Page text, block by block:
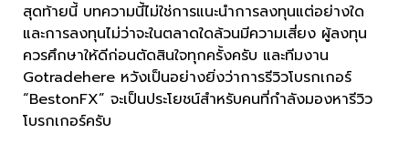
สุดท้ายนี้ บทความนี้ไม่ใช่การแนะนำการลงทุนแต่อย่างใด
และการลงทุนไม่ว่าจะในตลาดใดล้วนมีความเสี่ยง ผู้ลงทุน
ควรศึกษาให้ดีก่อนตัดสินใจทุกครั้งครับ และทีมงาน
Gotradehere หวังเป็นอย่างยิ่งว่าการรีวิวโบรกเกอร์
“BestonFX” จะเป็นประโยชน์สำหรับคนที่กำลังมองหารีวิว
โบรกเกอร์ครับ